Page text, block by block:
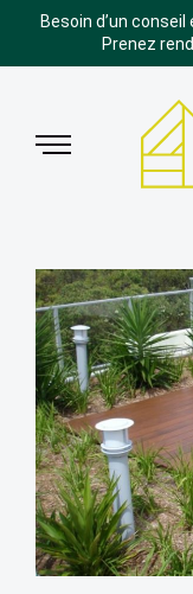
Besoin d’un
Prenez